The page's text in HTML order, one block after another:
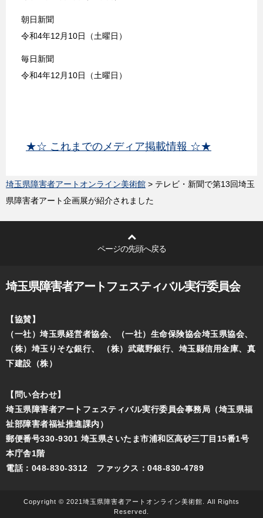
朝日新聞
令和4年12月10日（土曜日）
毎日新聞
令和4年12月10日（土曜日）
★☆ これまでのメディア掲載情報 ☆★
埼玉県障害者アートオンライン美術館 > テレビ・新聞で第13回埼玉
県障害者アート企画展が紹介されました
ページの先頭へ戻る
埼玉県障害者アートフェスティバル実行委員会
【協賛】
（一社）埼玉県経営者協会、（一社）生命保険協会埼玉県協会、
（株）埼玉りそな銀行、
（株）武蔵野銀行、埼玉縣信用金庫、真
下建設（株）
【問い合わせ】
埼玉県障害者アートフェスティバル実行委員会事務局（埼玉県福
祉部障害者福祉推進課内）
郵便番号330-9301 埼玉県さいたま市浦和区高砂三丁目15番1号
本庁舎1階
電話：048-830-3312 ファックス：048-830-4789
Copyright © 2021埼玉県障害者アートオンライン美術館. All Rights
Reserved.